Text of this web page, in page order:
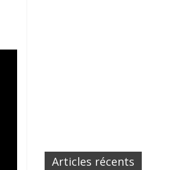
Articles récents